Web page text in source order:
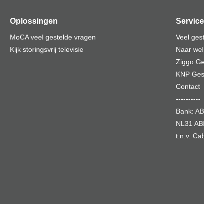
Oplossingen
MoCA veel gestelde vragen
Kijk storingsvrij televisie
Service
Veel
Naar
Ziggo
KNP
Contact
----------
Bank:
NL31
t.n.v.